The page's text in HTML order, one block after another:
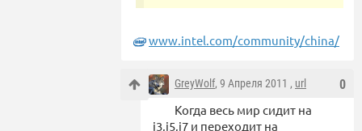
www.intel.com/community/china/
0
GreyWolf, 9 Апреля 2011 , url
Когда весь мир сидит на
i3,i5,i7 и переходит на